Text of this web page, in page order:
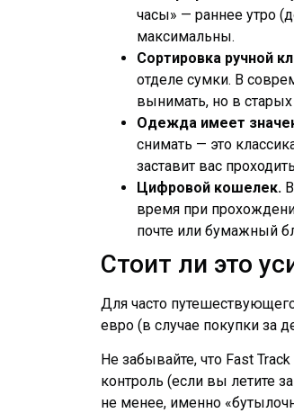
часы» — раннее утро
максимальны.
Сортировка ручной
отделе сумки. В
вынимать, но в
Одежда имеет
снимать — это
заставит вас
Цифровой кошелек.
время при
почте или бумажный
Стоит ли это
Для часто
евро (в случае покупки за
Не забывайте, что Fast
контроль (если вы летите
не менее, именно